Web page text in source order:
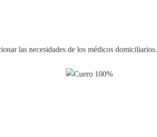
las necesidades de los médicos domiciliarios.